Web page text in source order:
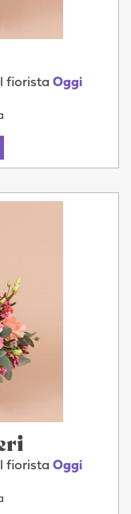
fiorista Oggi
fiorista Oggi